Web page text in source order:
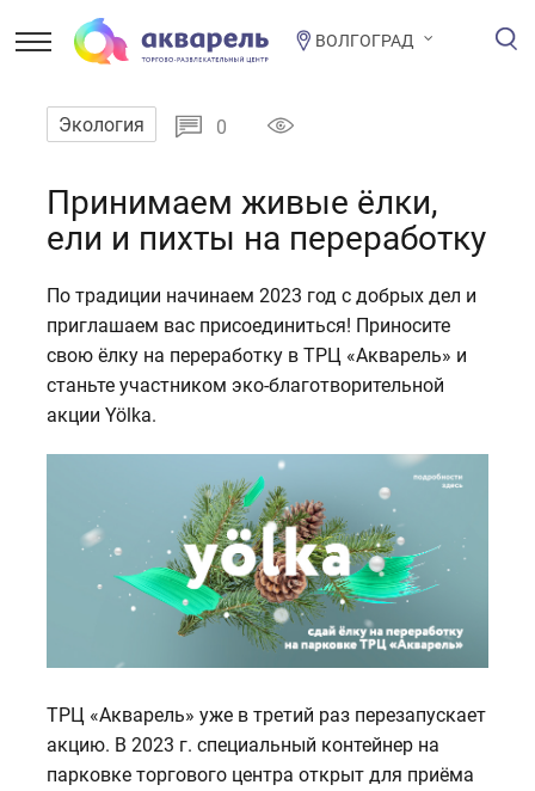
ВОЛГОГРАД
Экология 0
Принимаем живые ёлки,
ели и пихты на переработку
По традиции начинаем 2023 год с добрых дел и
приглашаем вас присоединиться! Приносите
свою ёлку на переработку в ТРЦ «Акварель» и
станьте участником эко-благотворительной
акции Yölka.
ТРЦ «Акварель» уже в третий раз перезапускает
акцию. В 2023 г. специальный контейнер на
парковке торгового центра открыт для приёма